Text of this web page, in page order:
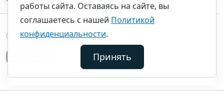
©thecommunity.ru 2026. Все права защищены.
работы сайта. Оставаясь на сайте, вы
соглашаетесь с нашей Политикой
конфиденциальности.
Принять